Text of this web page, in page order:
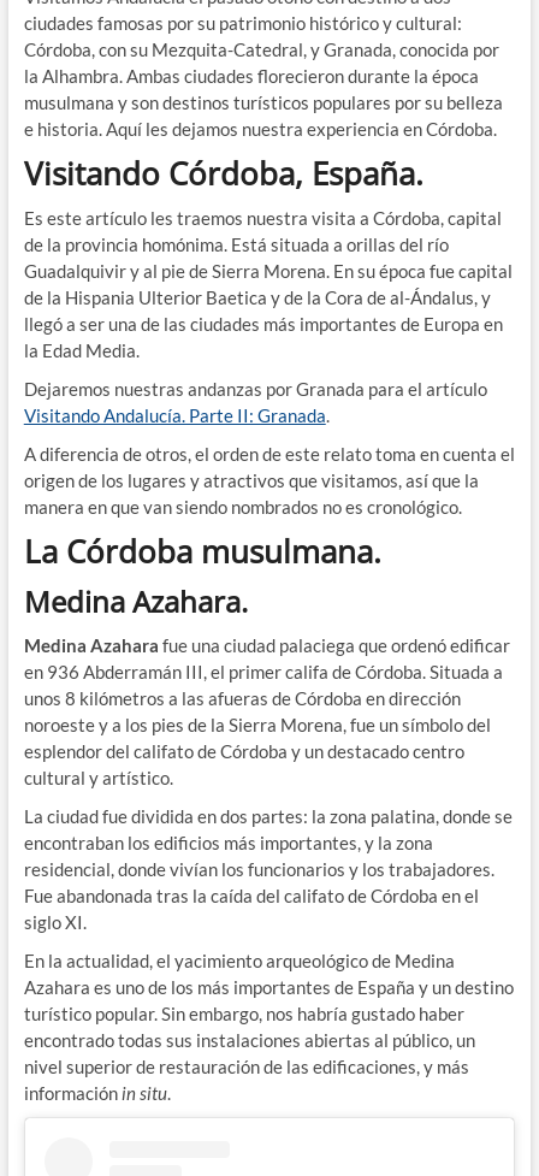
ciudades famosas por su patrimonio histórico y cultural:
Córdoba, con su Mezquita-Catedral, y Granada, conocida por
la Alhambra. Ambas ciudades florecieron durante la época
musulmana y son destinos turísticos populares por su belleza
e historia. Aquí les dejamos nuestra experiencia en Córdoba.
Visitando Córdoba, España.
Es este artículo les traemos nuestra visita a Córdoba, capital
de la provincia homónima. Está situada a orillas del río
Guadalquivir y al pie de Sierra Morena. En su época fue capital
de la Hispania Ulterior Baetica y de la Cora de al-Ándalus, y
llegó a ser una de las ciudades más importantes de Europa en
la Edad Media.
Dejaremos nuestras andanzas por Granada para el artículo
Visitando Andalucía. Parte II: Granada.
A diferencia de otros, el orden de este relato toma en cuenta el
origen de los lugares y atractivos que visitamos, así que la
manera en que van siendo nombrados no es cronológico.
La Córdoba musulmana.
Medina Azahara.
Medina Azahara fue una ciudad palaciega que ordenó edificar
en 936 Abderramán III, el primer califa de Córdoba. Situada a
unos 8 kilómetros a las afueras de Córdoba en dirección
noroeste y a los pies de la Sierra Morena, fue un símbolo del
esplendor del califato de Córdoba y un destacado centro
cultural y artístico.
La ciudad fue dividida en dos partes: la zona palatina, donde se
encontraban los edificios más importantes, y la zona
residencial, donde vivían los funcionarios y los trabajadores.
Fue abandonada tras la caída del califato de Córdoba en el
siglo XI.
En la actualidad, el yacimiento arqueológico de Medina
Azahara es uno de los más importantes de España y un destino
turístico popular. Sin embargo, nos habría gustado haber
encontrado todas sus instalaciones abiertas al público, un
nivel superior de restauración de las edificaciones, y más
información in situ.